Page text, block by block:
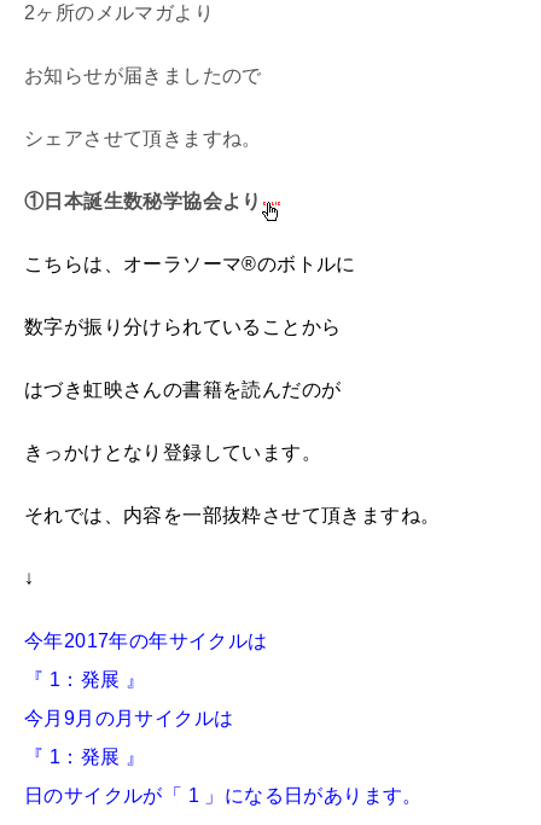
2ヶ所のメルマガより
お知らせが届きましたので
シェアさせて頂きますね。
①日本誕生数秘学協会より
こちらは、オーラソーマ®のボトルに
数字が振り分けられていることから
はづき虹映さんの書籍を読んだのが
きっかけとなり登録しています。
それでは、内容を一部抜粋させて頂きますね。
↓
今年2017年の年サイクルは
『 1：発展 』
今月9月の月サイクルは
『 1：発展 』
日のサイクルが「 1 」になる日があります。